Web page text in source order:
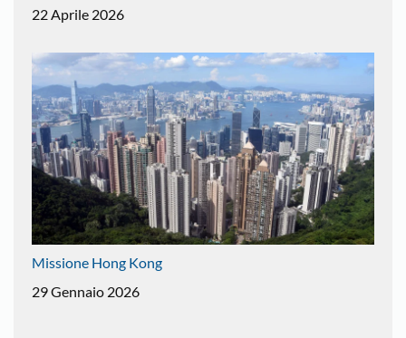
22 Aprile 2026
Missione Hong Kong
29 Gennaio 2026